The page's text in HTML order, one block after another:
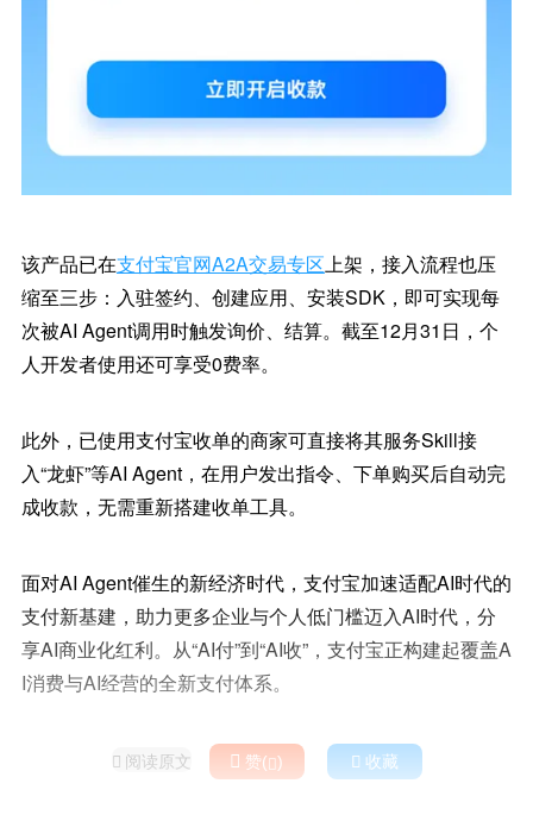
该产品已在支付宝官网A2A交易专区上架，接入流程也压
缩至三步：入驻签约、创建应用、安装SDK，即可实现每
次被AI Agent调用时触发询价、结算。截至12月31日，个
人开发者使用还可享受0费率。
此外，已使用支付宝收单的商家可直接将其服务Skill接
入“龙虾”等AI Agent，在用户发出指令、下单购买后自动完
成收款，无需重新搭建收单工具。
面对AI Agent催生的新经济时代，支付宝加速适配AI时代的
支付新基建，助力更多企业与个人低门槛迈入AI时代，分
享AI商业化红利。从“AI付”到“AI收”，支付宝正构建起覆盖A
I消费与AI经营的全新支付体系。
 阅读原文  赞()  收藏